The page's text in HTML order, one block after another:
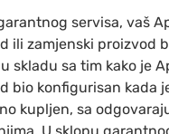
servisa, vaš
ili zamjenski proizvod
skladu sa tim kako je
bio konfigurisan kada
kupljen, sa